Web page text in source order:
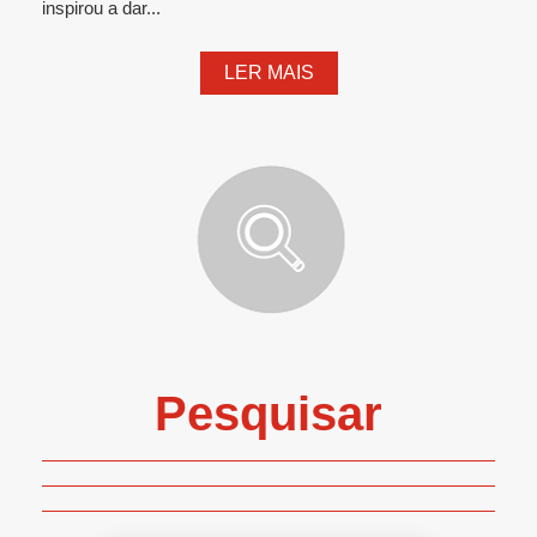
inspirou a dar...
LER MAIS
Pesquisar